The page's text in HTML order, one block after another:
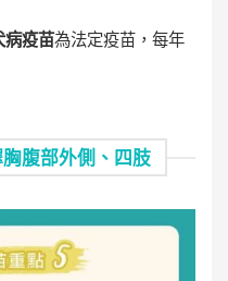
病疫苗為法定疫苗，每年
腹部外側、四肢